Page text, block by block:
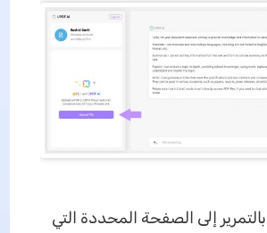
إلى الصفحة المحددة التي